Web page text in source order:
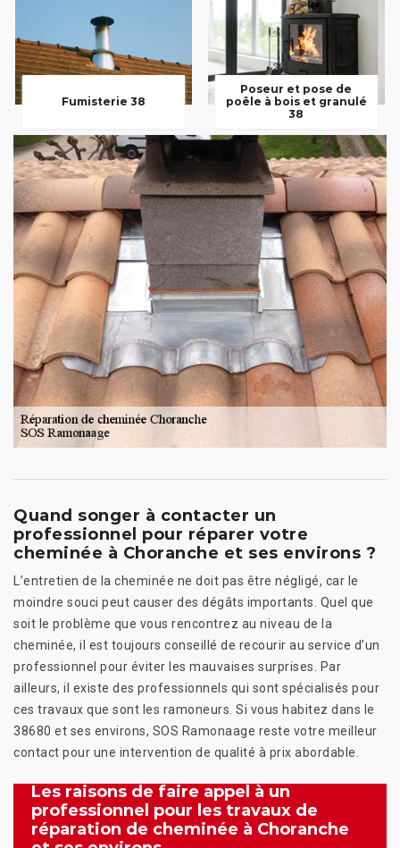
Fumisterie 38
Poseur et pose de
poêle à bois et granulé
38
Quand songer à contacter un
professionnel pour réparer votre
cheminée à Choranche et ses environs ?
L’entretien de la cheminée ne doit pas être négligé, car le
moindre souci peut causer des dégâts importants. Quel que
soit le problème que vous rencontrez au niveau de la
cheminée, il est toujours conseillé de recourir au service d’un
professionnel pour éviter les mauvaises surprises. Par
ailleurs, il existe des professionnels qui sont spécialisés pour
ces travaux que sont les ramoneurs. Si vous habitez dans le
38680 et ses environs, SOS Ramonaage reste votre meilleur
contact pour une intervention de qualité à prix abordable.
Les raisons de faire appel à un
professionnel pour les travaux de
réparation de cheminée à Choranche